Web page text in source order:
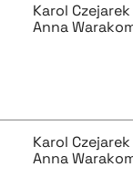
Karol Czejarek
Anna
Karol Czejarek
Anna